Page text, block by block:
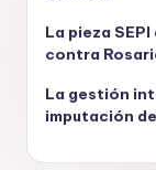
La pieza
contra
La gestión
imputación